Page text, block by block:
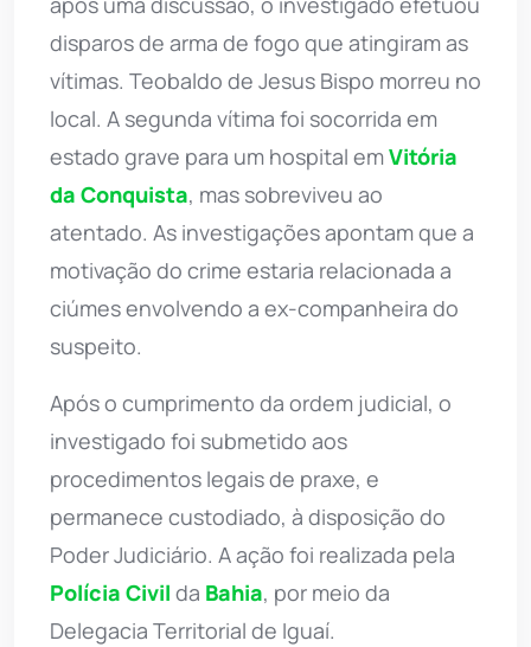
disparos de arma de fogo que atingiram as
vítimas. Teobaldo de Jesus Bispo morreu no
local. A segunda vítima foi socorrida em
estado grave para um hospital emVitória
da Conquista, mas sobreviveu ao
atentado. As investigações apontam que a
motivação do crime estaria relacionada a
ciúmes envolvendo a ex-companheira do
suspeito.
Após o cumprimento da ordem judicial, o
investigado foi submetido aos
procedimentos legais de praxe, e
permanece custodiado, à disposição do
Poder Judiciário. A ação foi realizada pela
Polícia Civil da Bahia, por meio da
Delegacia Territorial de Iguaí.